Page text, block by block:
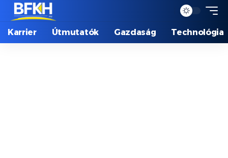
Karrier Útmutatók Gazdaság Technológia